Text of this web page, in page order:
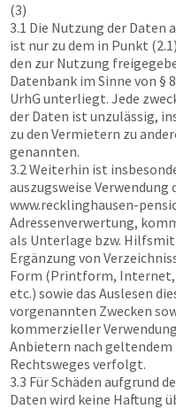
(3)
3.1 Die Nutzung der Daten
ist nur zu dem in Punkt
den zur Nutzung
Datenbank im Sinne von §
UrhG unterliegt. Jede
der Daten ist unzulässig,
zu den Vermietern zu
genannten.
3.2 Weiterhin ist
auszugsweise Verwendung
www.recklinghausen-
Adressenverwertung,
als Unterlage bzw.
Ergänzung von
Form (Printform,
etc.) sowie das Auslesen
vorgenannten Zwecken
kommerzieller
Anbietern nach geltendem
Rechtsweges verfolgt.
3.3 Für Schäden aufgrund
Daten wird keine Haftung